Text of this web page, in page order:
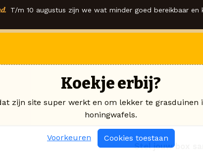
T/m 10 augustus zijn we wat minder goed bereikbaar
Stel jouw box
Koekje erbij?
zijn site super werkt en om lekker te grasduinen
honingwafels.
Voorkeuren Cookies toestaan